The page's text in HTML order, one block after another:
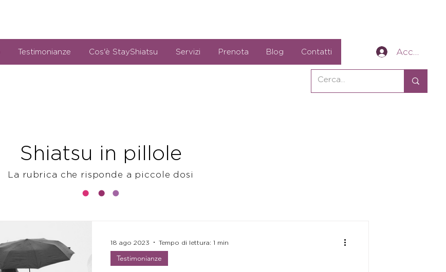
Accedi
Testimonianze Cos'è StayShiatsu Servizi Prenota Blog Contatti
Shiatsu in pillole
La rubrica che risponde a piccole dosi
Testimonianze
18 ago 2023 Tempo di lettura: 1 min